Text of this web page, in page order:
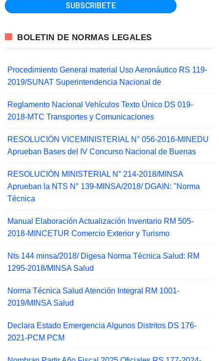
BOLETIN DE NORMAS LEGALES
Procedimiento General material Uso Aeronáutico RS 119-
2019/SUNAT Superintendencia Nacional de
Reglamento Nacional Vehículos Texto Único DS 019-
2018-MTC Transportes y Comunicaciones
RESOLUCIÓN VICEMINISTERIAL N° 056-2016-MINEDU
Aprueban Bases del IV Concurso Nacional de Buenas
RESOLUCIÓN MINISTERIAL N° 214-2018/MINSA
Aprueban la NTS N° 139-MINSA/2018/ DGAIN: "Norma
Técnica
Manual Elaboración Actualización Inventario RM 505-
2018-MINCETUR Comercio Exterior y Turismo
Nts 144 minsa/2018/ Digesa Norma Técnica Salud: RM
1295-2018/MINSA Salud
Norma Técnica Salud Atención Integral RM 1001-
2019/MINSA Salud
Declara Estado Emergencia Algunos Distritos DS 176-
2021-PCM PCM